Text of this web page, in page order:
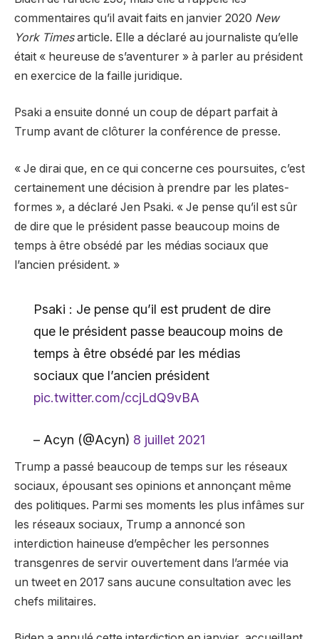
commentaires qu’il avait faits en janvier 2020 New
York Timesarticle. Elle a déclaré au journaliste qu’elle
était « heureuse de s’aventurer » à parler au président
en exercice de la faille juridique.
Psaki a ensuite donné un coup de départ parfait à
Trump avant de clôturer la conférence de presse.
« Je dirai que, en ce qui concerne ces poursuites, c’est
certainement une décision à prendre par les plates-
formes », a déclaré Jen Psaki. « Je pense qu’il est sûr
de dire que le président passe beaucoup moins de
temps à être obsédé par les médias sociaux que
l’ancien président. »
Psaki : Je pense qu’il est prudent de dire
que le président passe beaucoup moins de
temps à être obsédé par les médias
sociaux que l’ancien président
pic.twitter.com/ccjLdQ9vBA
– Acyn (@Acyn) 8 juillet 2021
Trump a passé beaucoup de temps sur les réseaux
sociaux, épousant ses opinions et annonçant même
des politiques. Parmi ses moments les plus infâmes sur
les réseaux sociaux, Trump a annoncé son
interdiction haineuse d’empêcher les personnes
transgenres de servir ouvertement dans l’armée via
un tweet en 2017 sans aucune consultation avec les
chefs militaires.